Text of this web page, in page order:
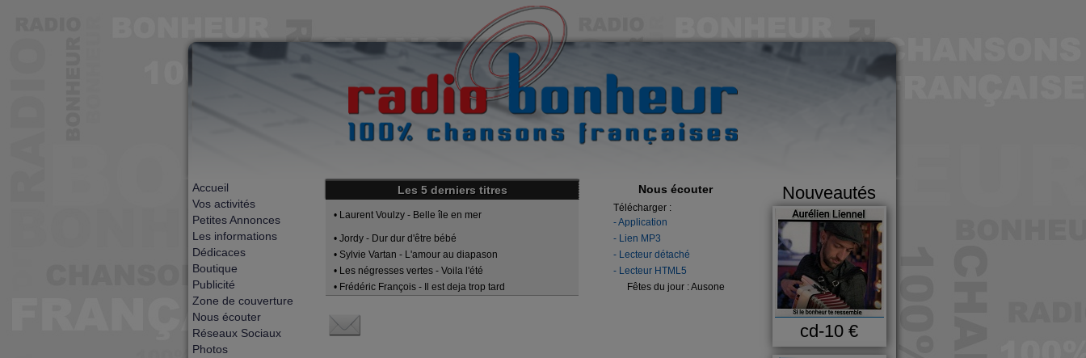
Accueil
Vos activités
Petites Annonces
Les informations
Dédicaces
Boutique
Publicité
Zone de couverture
Nous écouter
Réseaux Sociaux
Photos
Les 5 derniers titres Nous écouter
• Laurent Voulzy - Belle île en mer
Télécharger :
- Application
• Jordy - Dur dur d'être bébé
- Lien MP3
• Sylvie Vartan - L'amour au diapason
- Lecteur détaché
• Les négresses vertes - Voila l'été
- Lecteur HTML5
• Frédéric François - Il est deja trop tard
Fêtes du jour :Ausone
Nouveautés
cd-10 €